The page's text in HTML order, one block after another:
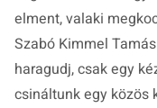
elment, valaki
Szabó Kimmel
haragudj, csak egy
csináltunk egy közös